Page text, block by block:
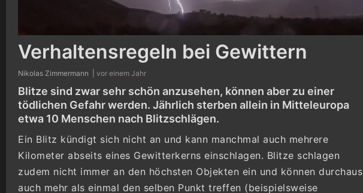
Verhaltensregeln bei Gewittern
Nikolas Zimmermann | vor einem Jahr
Blitze sind zwar sehr schön anzusehen, können aber zu einer
tödlichen Gefahr werden. Jährlich sterben allein in Mitteleuropa
etwa 10 Menschen nach Blitzschlägen.
Ein Blitz kündigt sich nicht an und kann manchmal auch mehrere
Kilometer abseits eines Gewitterkerns einschlagen. Blitze schlagen
zudem nicht immer an den höchsten Objekten ein und können durchaus
auch mehr als einmal den selben Punkt treffen (beispielsweise